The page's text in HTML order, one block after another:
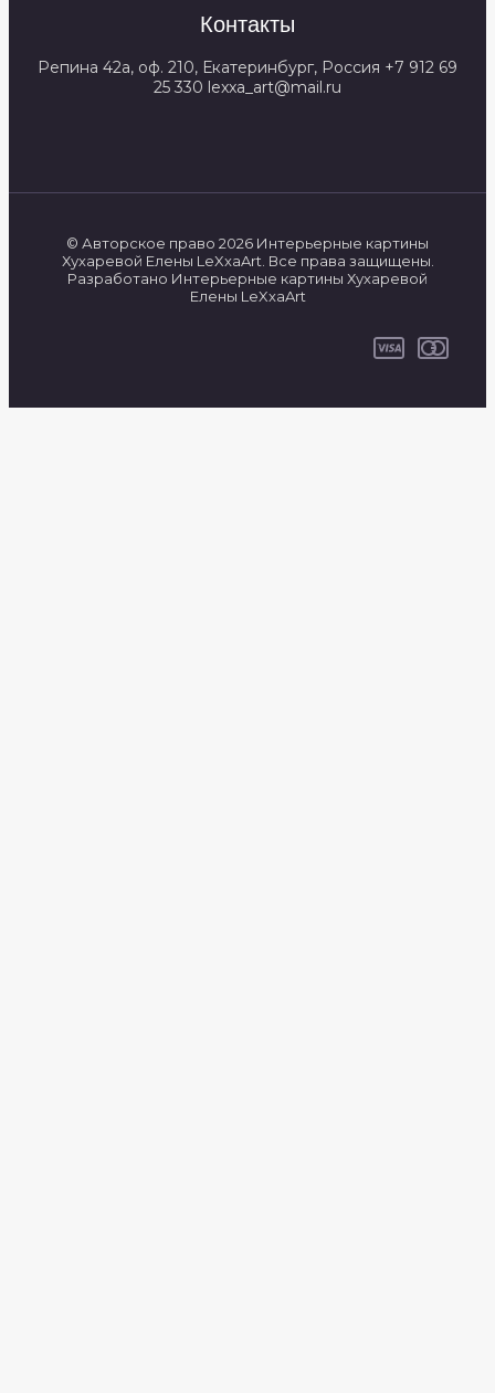
Контакты
Репина 42а, оф. 210, Екатеринбург, Россия +7 912 69
25 330 lexxa_art@mail.ru
© Авторское право 2026 Интерьерные картины
Хухаревой Елены LeXxaArt. Все права защищены.
Разработано Интерьерные картины Хухаревой
Елены LeXxaArt